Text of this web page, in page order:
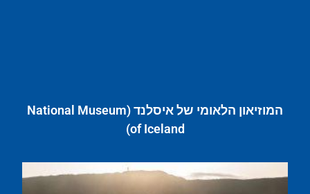
המוזיאון הלאומי של איסלנד (National Museum
of Iceland)